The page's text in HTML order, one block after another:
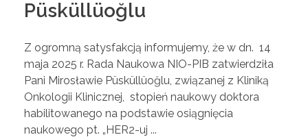
Püsküllüoğlu
Z ogromną satysfakcją informujemy, że w dn. 14
maja 2025 r. Rada Naukowa NIO-PIB zatwierdziła
Pani Mirosławie Püsküllüoğlu, związanej z Kliniką
Onkologii Klinicznej, stopień naukowy doktora
habilitowanego na podstawie osiągnięcia
naukowego pt. „HER2-uj ...